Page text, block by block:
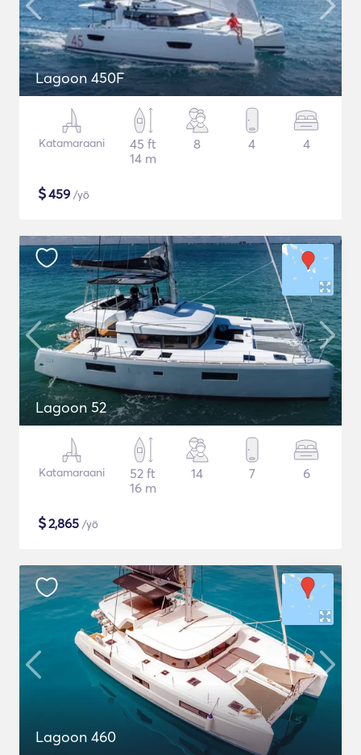
Lagoon 450F
Katamaraani
45 ft
14 m
8 4 4
$459 /yö
Lagoon 52
Katamaraani
52 ft
16 m
14 7 6
$2,865 /yö
Lagoon 460